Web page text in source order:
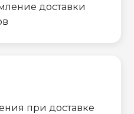
доставки
при доставке